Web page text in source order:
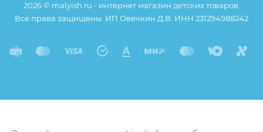
2026 © malyish.ru - интернет магазин детских товаров.
Все права защищены. ИП Овечкин Д.В. ИНН 231294988242